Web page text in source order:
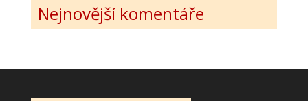
Nejnovější komentáře